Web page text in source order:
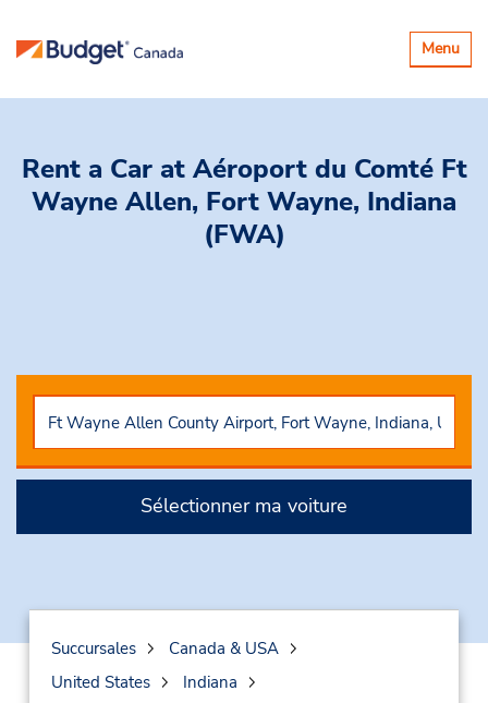
Basculer
la
Menu
Rent a Car at Aéroport du Comté Ft
Wayne Allen, Fort Wayne, Indiana
(FWA)
Sélectionner ma voiture
Succursales
Canada & USA
United States
Indiana